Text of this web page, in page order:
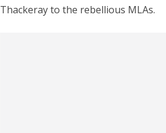
Thackeray to the rebellious MLAs.